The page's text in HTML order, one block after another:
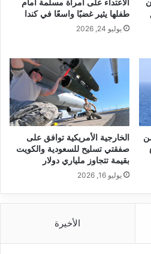
الاعتداء على امرأة مسلمة أمام
طفلها يثير غضبًا واسعًا في كندا
يوليو 24, 2026
الخارجية الأمريكية توافق على
صفقتي تسليح للسعودية والكويت
بقيمة تتجاوز ملياري دولار
يوليو 16, 2026
الأخيرة